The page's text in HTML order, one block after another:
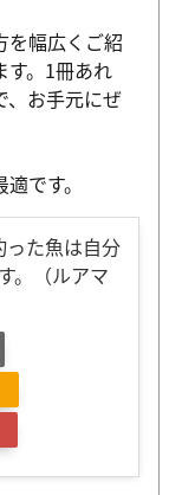
を幅広くご紹
す。1冊あれ
、お手元にぜ
です。
った魚は自分
。（ルアマ